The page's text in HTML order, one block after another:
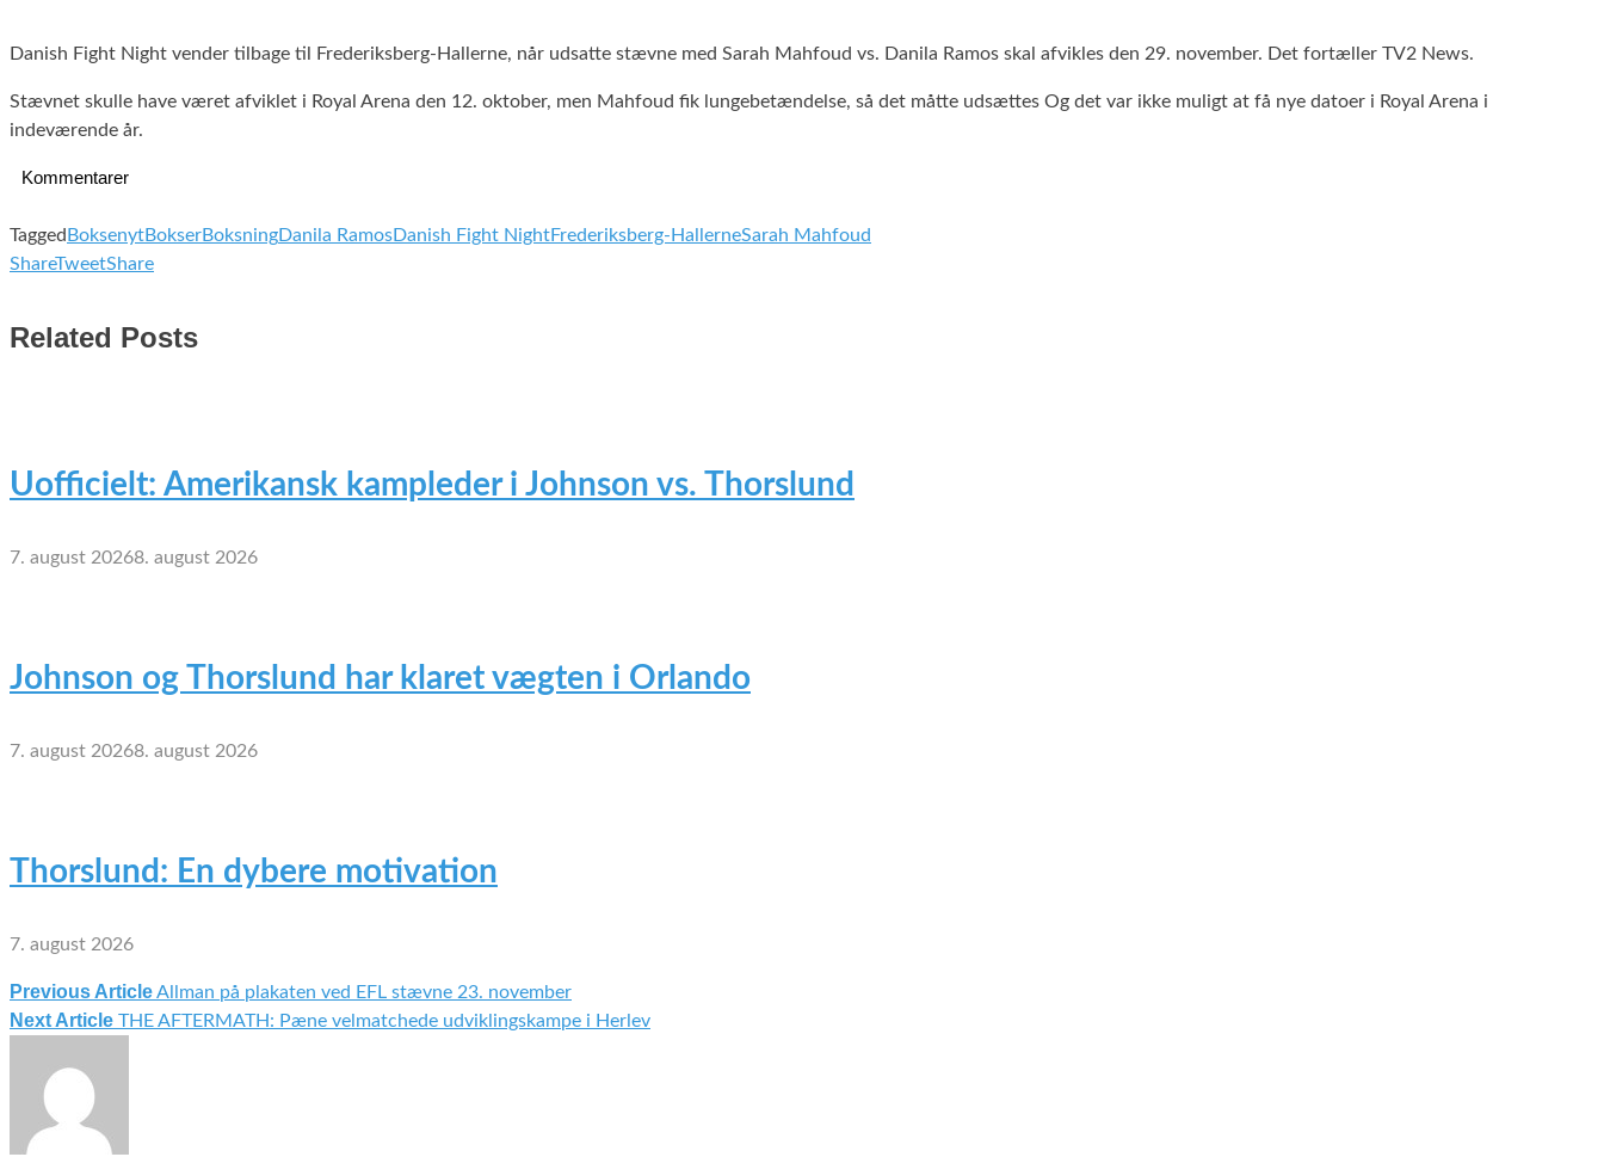
Danish Fight Night vender tilbage til Frederiksberg-Hallerne, når udsatte stævne med Sarah Mahfoud vs. Danila Ramos skal afvikles den 29. november. Det fortæller TV2 News.
Stævnet skulle have været afviklet i Royal Arena den 12. oktober, men Mahfoud fik lungebetændelse, så det måtte udsættes Og det var ikke muligt at få nye datoer i Royal Arena i
indeværende år.
Kommentarer
Tagged BoksenytBokserBoksningDanila RamosDanish Fight NightFrederiksberg-HallerneSarah Mahfoud
ShareTweetShare
Related Posts
Uofficielt: Amerikansk kampleder i Johnson vs. Thorslund
7. august 20268. august 2026
Johnson og Thorslund har klaret vægten i Orlando
7. august 20268. august 2026
Thorslund: En dybere motivation
7. august 2026
Indlægsnavigation
Previous ArticleAllman på plakaten ved EFL stævne 23. november
Next Article THE AFTERMATH: Pæne velmatchede udviklingskampe i Herlev